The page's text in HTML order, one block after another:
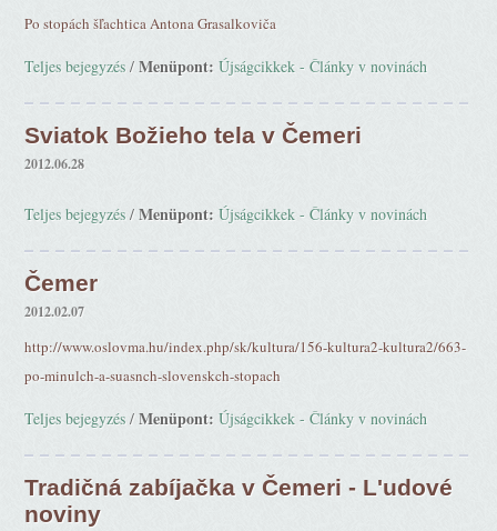
Po stopách šľachtica Antona Grasalkoviča
Teljes bejegyzés /Menüpont: Újságcikkek - Články v novinách
Sviatok Božieho tela v Čemeri
2012.06.28
Teljes bejegyzés /Menüpont: Újságcikkek - Články v novinách
Čemer
2012.02.07
http://www.oslovma.hu/index.php/sk/kultura/156-kultura2-kultura2/663-
po-minulch-a-suasnch-slovenskch-stopach
Teljes bejegyzés /Menüpont: Újságcikkek - Články v novinách
Tradičná zabíjačka v Čemeri - L'udové
noviny